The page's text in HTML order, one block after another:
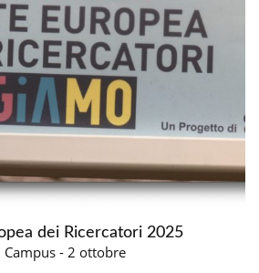
dei Ricercatori 2025
Campus - 2 ottobre